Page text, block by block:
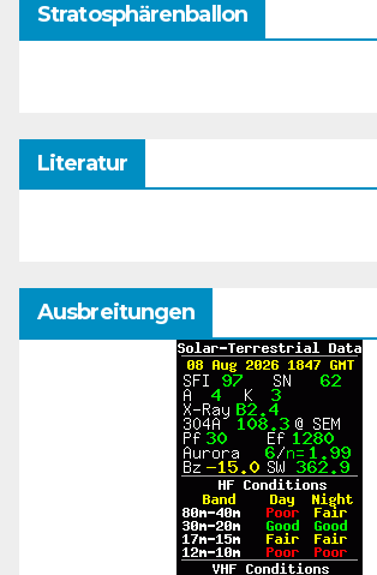
Stratosphärenballon
Literatur
Ausbreitungen